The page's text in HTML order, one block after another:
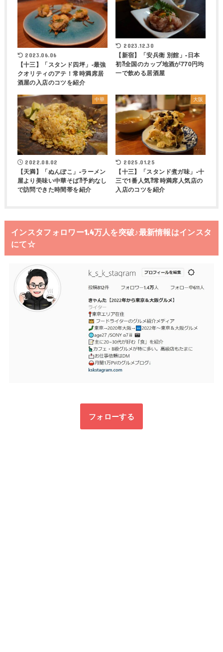
2023.06.06
【十三】「スタンド四坪」-最強
クオリティのアテ！常時満席居
酒屋の入店のコツを紹介
2023.12.30
【新宿】「安兵衛 別館」-日本
初⁈全国のカップ地酒が770円均
一で飲める居酒屋
中華
2022.08.02
【天満】「ぬんぽこ」-ラーメン
屋より美味い中華そば⁈予約なし
で訪問できた時間帯を紹介
大阪
2025.01.25
【十三】「スタンド煮ガ味」-十
三で1番人気⁈常時満席人気店の
入店のコツを紹介
インスタフォロワー1.4万人を突破♪最新情報はインスタ
にて☆
フォローする